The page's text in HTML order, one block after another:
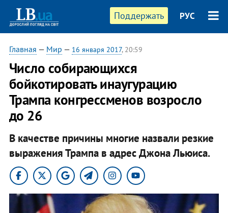
Поддержать РУС
Главная — Мир — 16 января 2017, 20:59
Число собирающихся
бойкотировать инаугурацию
Трампа конгрессменов возросло
до 26
В качестве причины многие назвали резкие
выражения Трампа в адрес Джона Льюиса.